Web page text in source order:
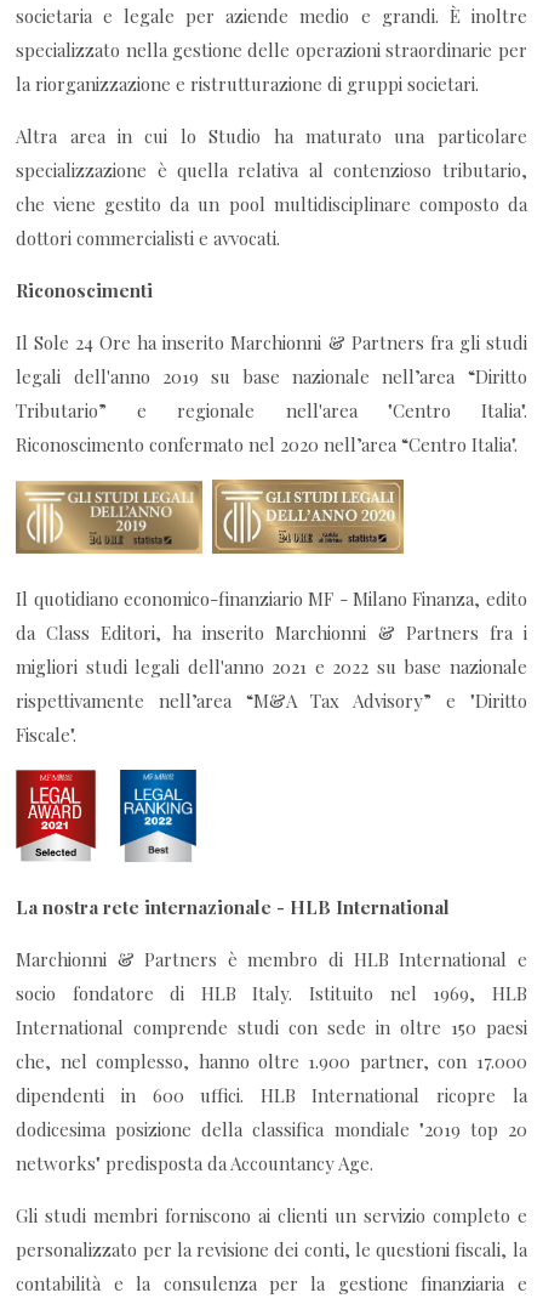
societaria e legale per aziende medio e grandi. È inoltre
specializzato nella gestione delle operazioni straordinarie per
la riorganizzazione e ristrutturazione di gruppi societari.
Altra area in cui lo Studio ha maturato una particolare
specializzazione è quella relativa al contenzioso tributario,
che viene gestito da un pool multidisciplinare composto da
dottori commercialisti e avvocati.
Riconoscimenti
Il Sole 24 Ore ha inserito Marchionni & Partners fra gli studi
legali dell'anno 2019 su base nazionale nell’area “Diritto
Tributario” e regionale nell'area "Centro Italia".
Riconoscimento confermato nel 2020 nell’area “Centro Italia".
Il quotidiano economico-finanziario MF - Milano Finanza, edito
da Class Editori, ha inserito Marchionni & Partners fra i
migliori studi legali dell'anno 2021 e 2022 su base nazionale
rispettivamente nell’area “M&A Tax Advisory” e "Diritto
Fiscale".
La nostra rete internazionale - HLB International
Marchionni & Partners è membro di HLB International e
socio fondatore di HLB Italy. Istituito nel 1969, HLB
International comprende studi con sede in oltre 150 paesi
che, nel complesso, hanno oltre 1.900 partner, con 17.000
dipendenti in 600 uffici. HLB International ricopre la
dodicesima posizione della classifica mondiale "2019 top 20
networks" predisposta da Accountancy Age.
Gli studi membri forniscono ai clienti un servizio completo e
personalizzato per la revisione dei conti, le questioni fiscali, la
contabilità e la consulenza per la gestione finanziaria e